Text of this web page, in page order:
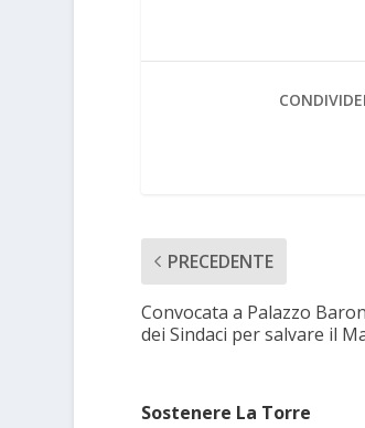
PRECEDENTE
Convocata a Palazzo
dei Sindaci per salvare il
Sostenere La Torre